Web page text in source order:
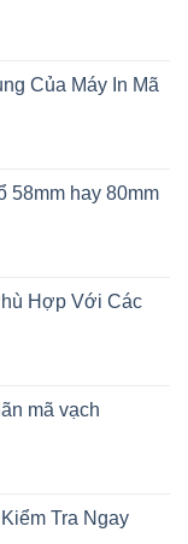
Của Máy In Mã
58mm hay 80mm
Hợp Với Các
mã vạch
Tra Ngay